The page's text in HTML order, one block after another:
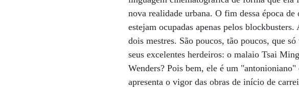
nova realidade urbana. O fim dessa época
estejam ocupadas apenas pelos
dois mestres. São poucos, tão poucos, que
seus excelentes herdeiros: o malaio Tsai
Wenders? Pois bem, ele é um
apresenta o vigor das obras de início de